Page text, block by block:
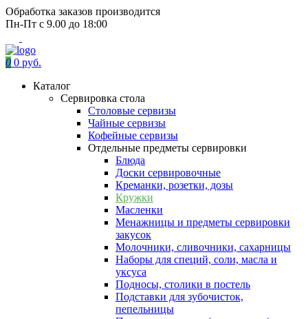
Обработка заказов производится
Пн-Пт с 9.00 до 18:00
0 0 руб.
Каталог
Сервировка стола
Столовые сервизы
Чайные сервизы
Кофейные сервизы
Отдельные предметы сервировки
Блюда
Доски сервировочные
Креманки, розетки, дозы
Кружки
Масленки
Менажницы и предметы сервировки
закусок
Молочники, сливочники, сахарницы
Наборы для специй, соли, масла и
уксуса
Подносы, столики в постель
Подставки для зубочисток,
пепельницы